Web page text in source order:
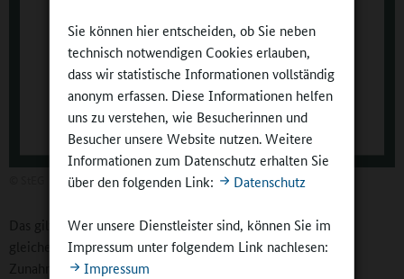
Sie können hier entscheiden, ob Sie neben
technisch notwendigen Cookies erlauben,
dass wir statistische Informationen vollständig
anonym erfassen. Diese Informationen helfen
uns zu verstehen, wie Besucherinnen und
Besucher unsere Website nutzen. Weitere
Informationen zum Datenschutz erhalten Sie
über den folgenden Link:
Datenschutz
Wer unsere Dienstleister sind, können Sie im
Impressum unter folgendem Link nachlesen:
Impressum
Das gilt für die Primar- und für die Sekundarschulen
gleichermaßen. An den Primarschulen ist sogar eine leichte
Zunahme dieser Trennung festzustellen. Führt man sich die